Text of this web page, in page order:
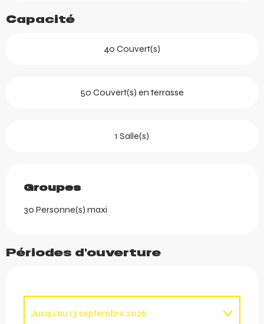
Capacité
40 Couvert(s)
50 Couvert(s) en terrasse
1 Salle(s)
Groupes
Groupes
30 Personne(s) maxi
Périodes d'ouverture
Jusqu'au13 septembre 2026